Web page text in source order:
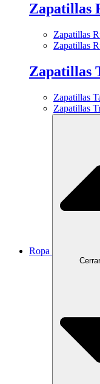
Zapatillas
Zapatillas
Zapatillas
Zapatillas
Zapatillas
Zapatillas
Ropa